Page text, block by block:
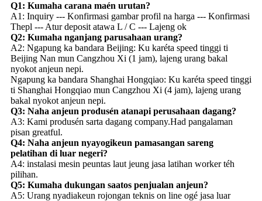
Q1: Kumaha carana maén urutan?
A1: Inquiry --- Konfirmasi gambar profil na harga --- Konfirmasi
Thepl --- Atur deposit atawa L / C --- Lajeng ok
Q2: Kumaha nganjang parusahaan urang?
A2: Ngapung ka bandara Beijing: Ku karéta speed tinggi ti
Beijing Nan mun Cangzhou Xi (1 jam), lajeng urang bakal
nyokot anjeun nepi.
Ngapung ka bandara Shanghai Hongqiao: Ku karéta speed tinggi
ti Shanghai Hongqiao mun Cangzhou Xi (4 jam), lajeng urang
bakal nyokot anjeun nepi.
Q3: Naha anjeun produsén atanapi perusahaan dagang?
A3: Kami produsén sarta dagang company.Had pangalaman
pisan greatful.
Q4: Naha anjeun nyayogikeun pamasangan sareng
pelatihan di luar negeri?
A4: instalasi mesin peuntas laut jeung jasa latihan worker téh
pilihan.
Q5: Kumaha dukungan saatos penjualan anjeun?
A5: Urang nyadiakeun rojongan teknis on line ogé jasa luar